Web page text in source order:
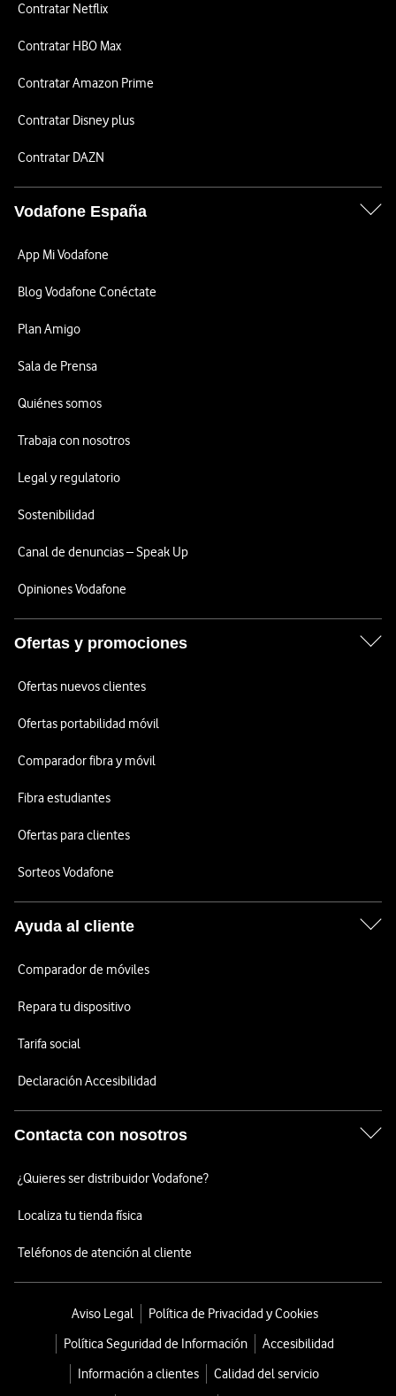
Contratar Netflix
Contratar HBO Max
Contratar Amazon Prime
Contratar Disney plus
Contratar DAZN
Vodafone España
App Mi Vodafone
Blog Vodafone Conéctate
Plan Amigo
Sala de Prensa
Quiénes somos
Trabaja con nosotros
Legal y regulatorio
Sostenibilidad
Canal de denuncias – Speak Up
Opiniones Vodafone
Ofertas y promociones
Ofertas nuevos clientes
Ofertas portabilidad móvil
Comparador fibra y móvil
Fibra estudiantes
Ofertas para clientes
Sorteos Vodafone
Ayuda al cliente
Comparador de móviles
Repara tu dispositivo
Tarifa social
Declaración Accesibilidad
Contacta con nosotros
¿Quieres ser distribuidor Vodafone?
Localiza tu tienda física
Teléfonos de atención al cliente
Aviso Legal
Política de Privacidad y Cookies
Política Seguridad de Información
Accesibilidad
Información a clientes
Calidad del servicio